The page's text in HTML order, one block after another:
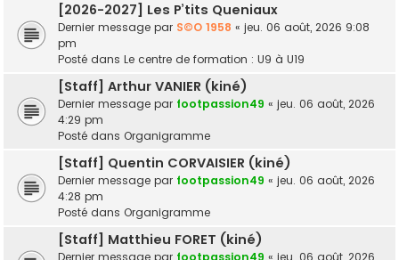
[2026-2027] Les P’tits Queniaux
Dernier message par S©O 1958 « jeu. 06 août, 2026 9:08
pm
Posté dans Le centre de formation : U9 à U19
[Staff] Arthur VANIER (kiné)
Dernier message par footpassion49 « jeu. 06 août, 2026
4:29 pm
Posté dans Organigramme
[Staff] Quentin CORVAISIER (kiné)
Dernier message par footpassion49 « jeu. 06 août, 2026
4:28 pm
Posté dans Organigramme
[Staff] Matthieu FORET (kiné)